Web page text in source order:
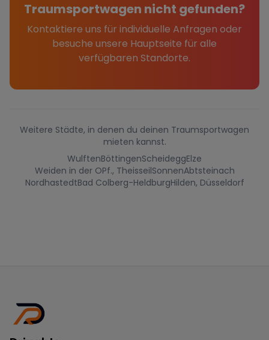
Traumsportwagen nicht gefunden?
Kontaktiere uns für individuelle Anfragen oder
besuche unsere Hauptseite für alle
verfügbaren Standorte.
Weitere Städte, in denen du deinen Traumsportwagen
mieten kannst.
WulftenBöttingenScheideggElze
Weiden in der OPf., TheisseilSonnenAbtsteinach
NordhastedtBad Colberg-HeldburgHilden, Düsseldorf